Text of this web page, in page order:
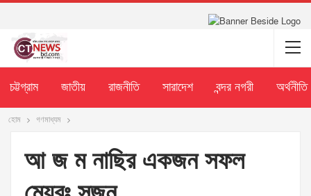
চট্টগ্রাম জাতীয় রাজনীতি সারাদেশ বন্দর নগরী অর্থনীতি
হোম গণমাধ্যম
আ জ ম নাছির একজন সফল